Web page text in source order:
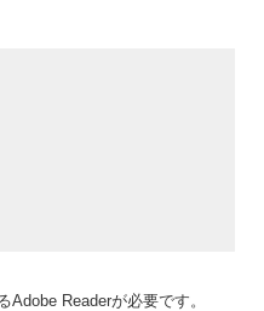
Readerが必要です。